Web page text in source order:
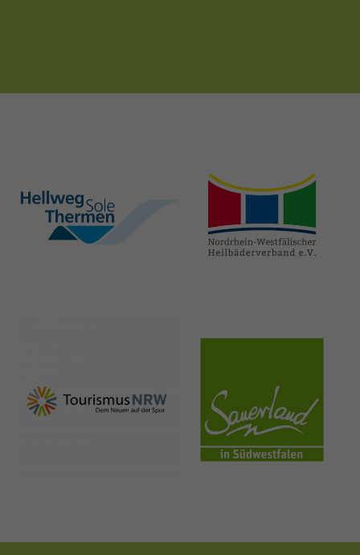
hellweg-sole-
thermen.de
heilbaeder.de
nrw-
tourismus.de
sauerland.co
m